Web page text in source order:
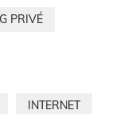
PRIVÉ
INTERNET